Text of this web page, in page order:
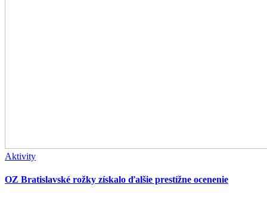
Aktivity
OZ Bratislavské rožky získalo ďalšie prestížne ocenenie